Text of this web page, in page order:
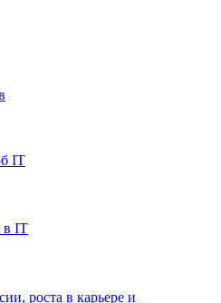
IT
в IT
роста в карьере и